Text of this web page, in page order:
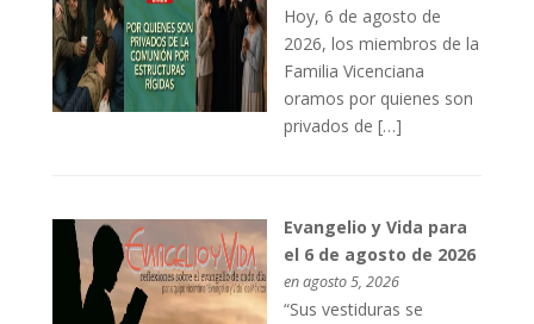
Hoy, 6 de agosto de
2026, los miembros de la
Familia Vicenciana
oramos por quienes son
privados de […]
Evangelio y Vida para
el 6 de agosto de 2026
en agosto 5, 2026
“Sus vestiduras se